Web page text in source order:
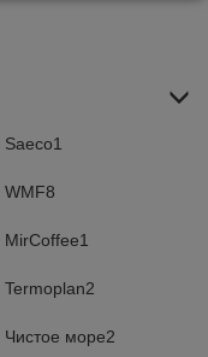
Saeco1
WMF8
MirCoffee1
Termoplan2
Чистое море2